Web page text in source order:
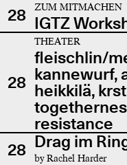
28
ZUM MITMACHEN
IGTZ
28
THEATER
fleischlin/
kannewurf,
heikkilä,
resistance
28 Drag im
by Rachel Harder